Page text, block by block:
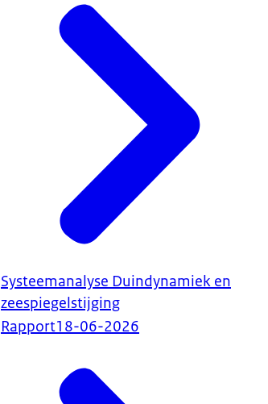
Systeemanalyse Duindynamiek en
zeespiegelstijging
Rapport18-06-2026